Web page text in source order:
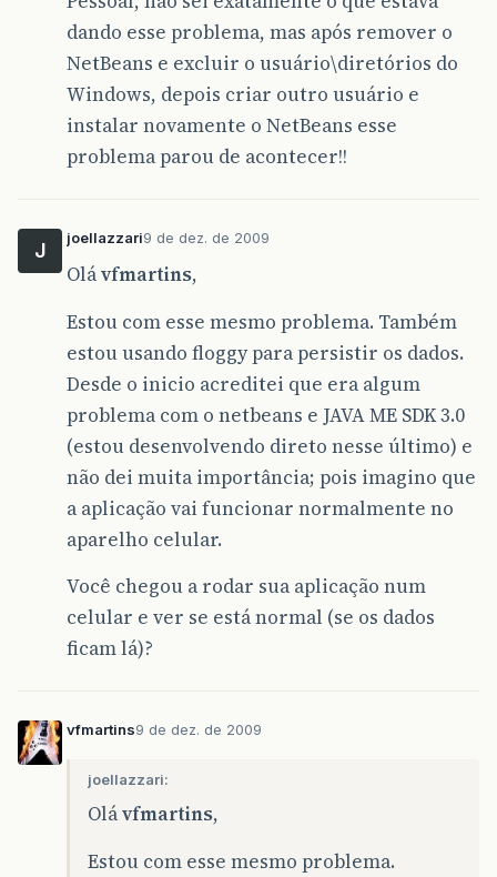
dando esse problema, mas após remover o
NetBeans e excluir o usuário\diretórios do
Windows, depois criar outro usuário e
instalar novamente o NetBeans esse
problema parou de acontecer!!
J
joellazzari9 de dez. de 2009
Olávfmartins,
Estou com esse mesmo problema. Também
estou usando floggy para persistir os dados.
Desde o inicio acreditei que era algum
problema com o netbeans e JAVA ME SDK 3.0
(estou desenvolvendo direto nesse último) e
não dei muita importância; pois imagino que
a aplicação vai funcionar normalmente no
aparelho celular.
Você chegou a rodar sua aplicação num
celular e ver se está normal (se os dados
ficam lá)?
vfmartins9 de dez. de 2009
joellazzari:
Olávfmartins,
Estou com esse mesmo problema.